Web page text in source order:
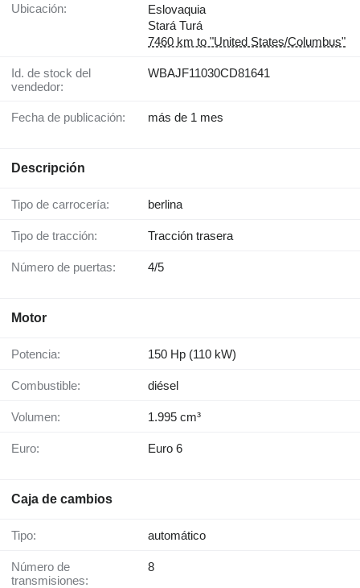
Ubicación:
Eslovaquia
Stará Turá
7460 km to "United States/Columbus"
Id. de stock del
vendedor:
WBAJF11030CD81641
Fecha de publicación: más de 1 mes
Descripción
Tipo de carrocería: berlina
Tipo de tracción: Tracción trasera
Número de puertas: 4/5
Motor
Potencia: 150 Hp (110 kW)
Combustible: diésel
Volumen: 1.995 cm³
Euro: Euro 6
Caja de cambios
Tipo: automático
Número de
transmisiones:
8